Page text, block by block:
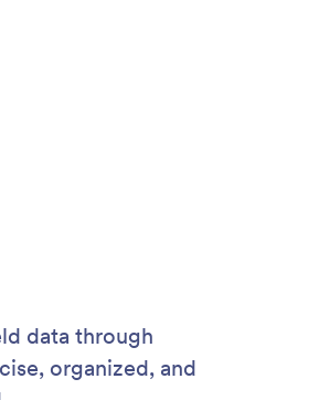
data through
organized, and